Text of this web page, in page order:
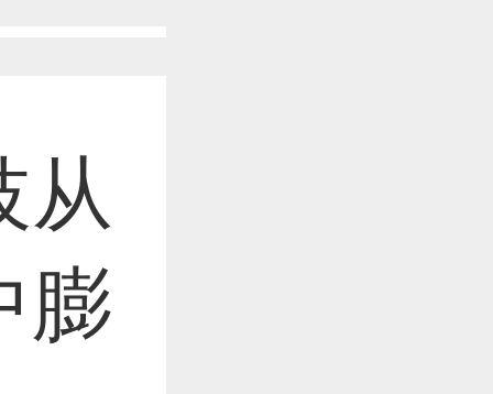
功备案！
从
膨